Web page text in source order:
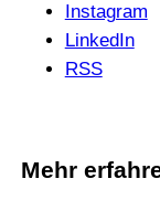
Instagram
LinkedIn
RSS
Mehr